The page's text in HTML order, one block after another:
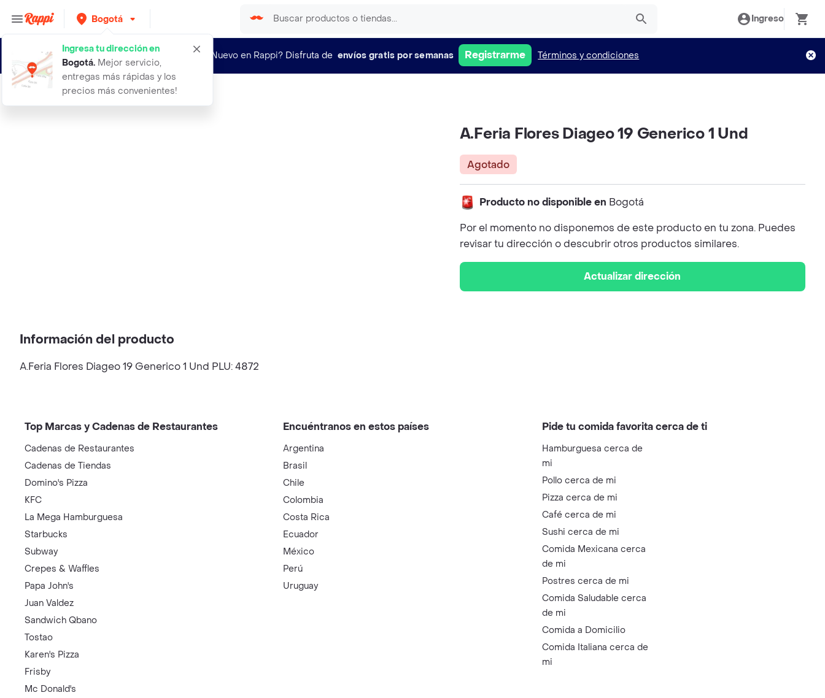
Bogotá
Ingresa tu dirección en
Bogotá. Mejor servicio,
entregas más rápidas y los
precios más convenientes!
Ingreso
¿Nuevo en Rappi? Disfruta de envíos gratis por semanas Registrarme Términos y condiciones
aferia flores diageo 19 generico 1
A.Feria Flores Diageo 19 Generico 1 Und
Agotado
Producto no disponible en Bogotá
Por el momento no disponemos de este producto en tu zona. Puedes
revisar tu dirección o descubrir otros productos similares.
Actualizar dirección
Información del producto
A.Feria Flores Diageo 19 Generico 1 Und PLU: 4872
Top Marcas y Cadenas de Restaurantes
Cadenas de Restaurantes
Cadenas de Tiendas
Domino's Pizza
KFC
La Mega Hamburguesa
Starbucks
Subway
Crepes & Waffles
Papa John's
Juan Valdez
Sandwich Qbano
Tostao
Karen's Pizza
Frisby
Mc Donald's
Encuéntranos en estos países
Argentina
Brasil
Chile
Colombia
Costa Rica
Ecuador
México
Perú
Uruguay
Pide tu comida favorita cerca de ti
Hamburguesa cerca de
mi
Pollo cerca de mi
Pizza cerca de mi
Café cerca de mi
Sushi cerca de mi
Comida Mexicana cerca
de mi
Postres cerca de mi
Comida Saludable cerca
de mi
Comida a Domicilio
Comida Italiana cerca de
mi